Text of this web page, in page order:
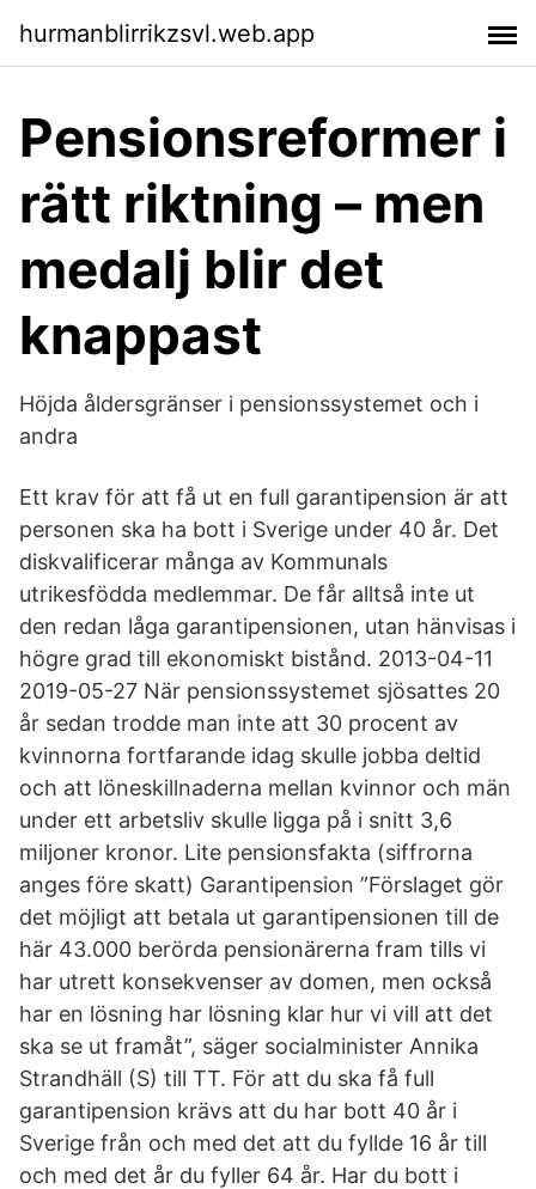
hurmanblirrikzsvl.web.app
Pensionsreformer i
rätt riktning – men
medalj blir det
knappast
Höjda åldersgränser i pensionssystemet och i
andra
Ett krav för att få ut en full garantipension är att
personen ska ha bott i Sverige under 40 år. Det
diskvalificerar många av Kommunals
utrikesfödda medlemmar. De får alltså inte ut
den redan låga garantipensionen, utan hänvisas i
högre grad till ekonomiskt bistånd. 2013-04-11
2019-05-27 När pensionssystemet sjösattes 20
år sedan trodde man inte att 30 procent av
kvinnorna fortfarande idag skulle jobba deltid
och att löneskillnaderna mellan kvinnor och män
under ett arbetsliv skulle ligga på i snitt 3,6
miljoner kronor. Lite pensionsfakta (siffrorna
anges före skatt) Garantipension ”Förslaget gör
det möjligt att betala ut garantipensionen till de
här 43.000 berörda pensionärerna fram tills vi
har utrett konsekvenser av domen, men också
har en lösning har lösning klar hur vi vill att det
ska se ut framåt”, säger socialminister Annika
Strandhäll (S) till TT. För att du ska få full
garantipension krävs att du har bott 40 år i
Sverige från och med det att du fyllde 16 år till
och med det år du fyller 64 år. Har du bott i